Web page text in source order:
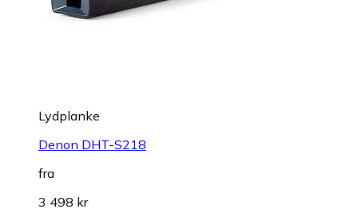
Lydplanke
Denon DHT-S218
fra
3 498 kr